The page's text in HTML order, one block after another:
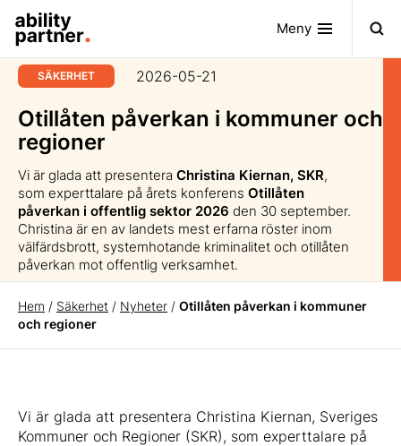
Meny
SÄKERHET 2026-05-21
Otillåten påverkan i kommuner och
regioner
Vi är glada att presentera Christina Kiernan, SKR,
som experttalare på årets konferens Otillåten
påverkan i offentlig sektor 2026 den 30 september.
Christina är en av landets mest erfarna röster inom
välfärdsbrott, systemhotande kriminalitet och otillåten
påverkan mot offentlig verksamhet.
Hem / Säkerhet / Nyheter / Otillåten påverkan i kommuner
och regioner
Vi är glada att presentera Christina Kiernan, Sveriges
Kommuner och Regioner (SKR), som experttalare på